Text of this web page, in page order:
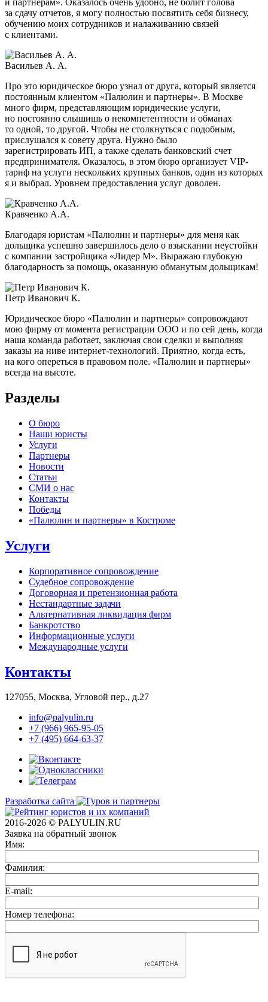
и партнерам». Оказалось очень удобно, не болит голова
за сдачу отчетов, я могу полностью посвятить себя бизнесу,
обучению моих сотрудников и налаживанию связей
с клиентами.
Васильев А. А.
Про это юридическое бюро узнал от друга, который является
постоянным клиентом «Палюлин и партнеры». В Москве
много фирм, представляющим юридические услуги,
но постоянно слышишь о некомпетентности и обманах
то одной, то другой. Чтобы не столкнуться с подобным,
прислушался к совету друга. Нужно было
зарегистрировать ИП, а также сделать банковский счет
предпринимателя. Оказалось, в этом бюро организует VIP-
тариф на услуги нескольких крупных банков, один из которых
я и выбрал. Уровнем предоставления услуг доволен.
Кравченко А.А.
Благодаря юристам «Палюлин и партнеры» для меня как
дольщика успешно завершилось дело о взыскании неустойки
с компании застройщика «Лидер М». Выражаю глубокую
благодарность за помощь, оказанную обманутым дольщикам!
Петр Иванович К.
Юридическое бюро «Палюлин и партнеры» сопровождают
мою фирму от момента регистрации ООО и по сей день, когда
наша команда работает, заключая свои сделки и выполняя
заказы на ниве интернет-технологий. Приятно, когда есть,
на кого опереться в правовом поле. «Палюлин и партнеры»
всегда на высоте.
Разделы
О бюро
Наши юристы
Услуги
Партнеры
Новости
Статьи
СМИ о нас
Контакты
Победы
«Палюлин и партнеры» в Костроме
Услуги
Корпоративное сопровождение
Судебное сопровождение
Договорная и претензионная работа
Нестандартные задачи
Альтернативная ликвидация фирм
Банкротство
Информационные услуги
Международные услуги
Контакты
127055, Москва, Угловой пер., д.27
info@palyulin.ru
+7 (966) 965-95-05
+7 (495) 664-63-37
Разработка сайта
2016-2026 © PALYULIN.RU
Заявка на обратный звонок
Имя:
Фамилия:
E-mail:
Номер телефона: